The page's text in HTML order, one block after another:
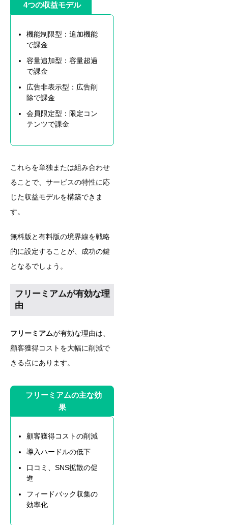
4つの収益モデル
機能制限型：追加機能
で課金
容量追加型：容量超過
で課金
広告非表示型：広告削
除で課金
会員限定型：限定コン
テンツで課金
これらを単独または組み合わせ
ることで、サービスの特性に応
じた収益モデルを構築できま
す。
無料版と有料版の境界線を戦略
的に設定することが、成功の鍵
となるでしょう。
フリーミアムが有効な理
由
フリーミアムが有効な理由は、
顧客獲得コストを大幅に削減で
きる点にあります。
フリーミアムの主な効
果
顧客獲得コストの削減
導入ハードルの低下
口コミ、SNS拡散の促
進
フィードバック収集の
効率化